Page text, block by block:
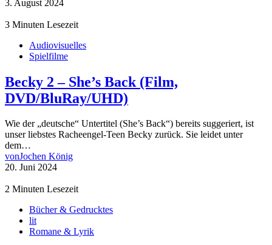
3. August 2024
3 Minuten Lesezeit
Audiovisuelles
Spielfilme
Becky 2 – She’s Back (Film,
DVD/BluRay/UHD)
Wie der „deutsche“ Untertitel (She’s Back“) bereits suggeriert, ist
unser liebstes Racheengel-Teen Becky zurück. Sie leidet unter
dem…
vonJochen König
20. Juni 2024
2 Minuten Lesezeit
Bücher & Gedrucktes
lit
Romane & Lyrik